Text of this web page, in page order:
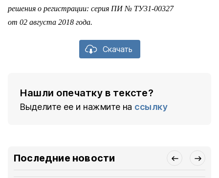
решения о регистрации: серия ПИ № ТУ31-00327
от 02 августа 2018 года.
Скачать
Нашли опечатку в тексте?
Выделите ее и нажмите на ссылку
Последние новости